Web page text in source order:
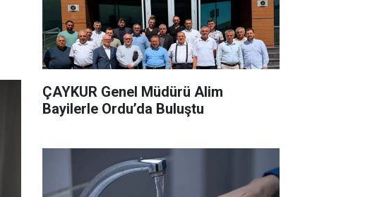
ÇAYKUR Genel Müdürü Alim
Bayilerle Ordu’da Buluştu